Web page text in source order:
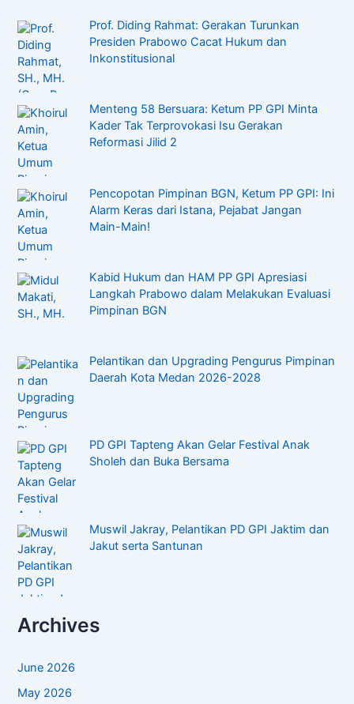
Prof. Diding Rahmat: Gerakan Turunkan
Presiden Prabowo Cacat Hukum dan
Inkonstitusional
Menteng 58 Bersuara: Ketum PP GPI Minta
Kader Tak Terprovokasi Isu Gerakan
Reformasi Jilid 2
Pencopotan Pimpinan BGN, Ketum PP GPI: Ini
Alarm Keras dari Istana, Pejabat Jangan
Main-Main!
Kabid Hukum dan HAM PP GPI Apresiasi
Langkah Prabowo dalam Melakukan Evaluasi
Pimpinan BGN
Pelantikan dan Upgrading Pengurus Pimpinan
Daerah Kota Medan 2026-2028
PD GPI Tapteng Akan Gelar Festival Anak
Sholeh dan Buka Bersama
Muswil Jakray, Pelantikan PD GPI Jaktim dan
Jakut serta Santunan
Archives
June 2026
May 2026